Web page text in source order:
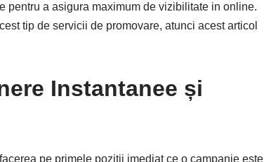
pentru a asigura maximum de vizibilitate in online.
tip de servicii de promovare, atunci acest articol
Instantanee și
pe primele poziții imediat ce o campanie este